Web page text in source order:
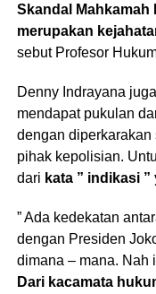
Skandal Mahkamah
merupakan
sebut Profesor
Denny Indrayana
mendapat pukulan
dengan diperkarakan
pihak kepolisian.
dari kata ” indikasi
” Ada kedekatan
dengan Presiden
dimana – mana. Nah
Dari kacamata